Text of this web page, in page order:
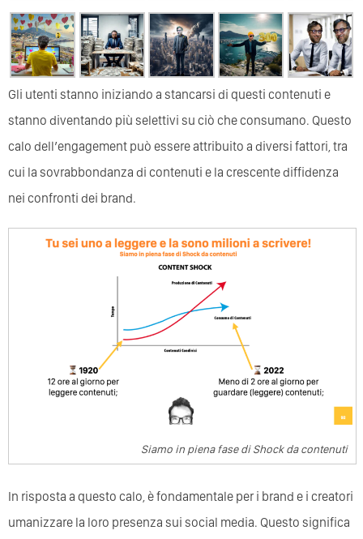
Gli utenti stanno iniziando a stancarsi di questi contenuti e
stanno diventando più selettivi su ciò che consumano. Questo
calo dell’engagement può essere attribuito a diversi fattori, tra
cui la sovrabbondanza di contenuti e la crescente diffidenza
nei confronti dei brand.
Siamo in piena fase di Shock da contenuti
In risposta a questo calo, è fondamentale per i brand e i creatori
umanizzare la loro presenza sui social media. Questo significa